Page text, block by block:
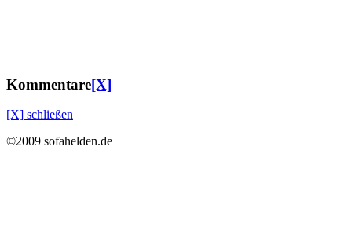
Kommentare[X]
[X] schließen
©2009 sofahelden.de